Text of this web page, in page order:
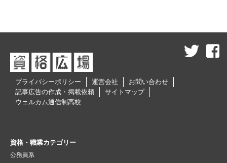
プライバシーポリシー 運営会社
お問い合わせ
記事広告の作成・掲載依頼
サイトマップ
ウェルカム通信制高校
資格・職業カテゴリー
公務員系